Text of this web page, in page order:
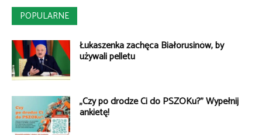
POPULARNE
Łukaszenka zachęca Białorusinów, by
używali pelletu
„Czy po drodze Ci do PSZOKu?” Wypełnij
ankietę!